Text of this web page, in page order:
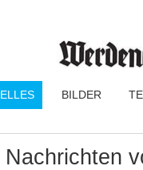
BILDER